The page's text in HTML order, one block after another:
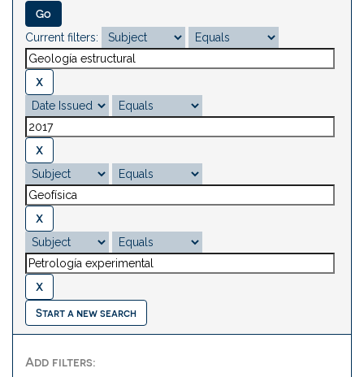
Current filters:
Start a new search
Add filters: